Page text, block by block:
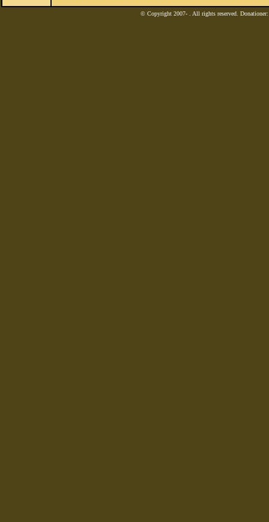
© Copyright 2007- . All rights reserved.